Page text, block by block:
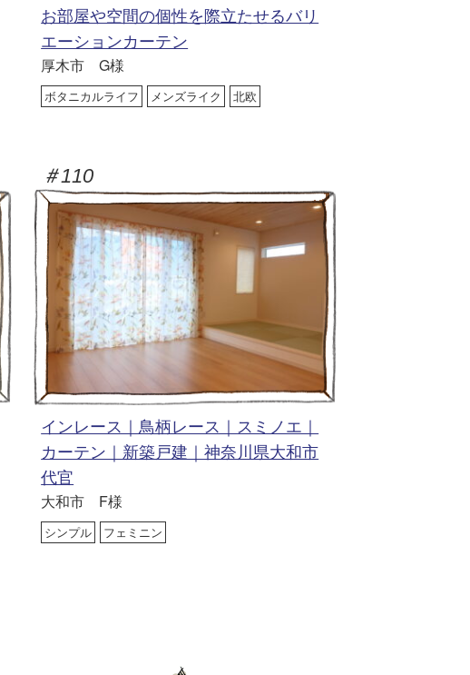
お部屋や空間の個性を際立たせるバリ
エーションカーテン
厚木市 G様
ボタニカルライフ メンズライク 北欧
＃110
インレース｜鳥柄レース｜スミノエ｜
カーテン｜新築戸建｜神奈川県大和市
代官
大和市 F様
シンプル フェミニン